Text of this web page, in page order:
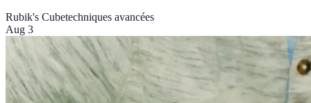
Rubik's Cubetechniques avancées
Aug 3